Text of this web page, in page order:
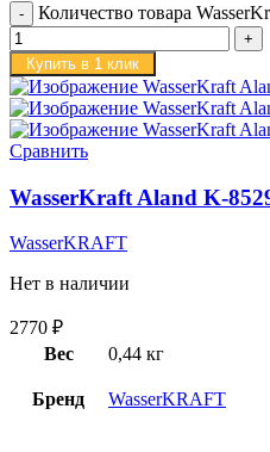
Количество товара
Купить в 1 клик
Сравнить
WasserKraft Aland K-
WasserKRAFT
Нет в наличии
2770 ₽
Вес
0,44 кг
Бренд WasserKRAFT